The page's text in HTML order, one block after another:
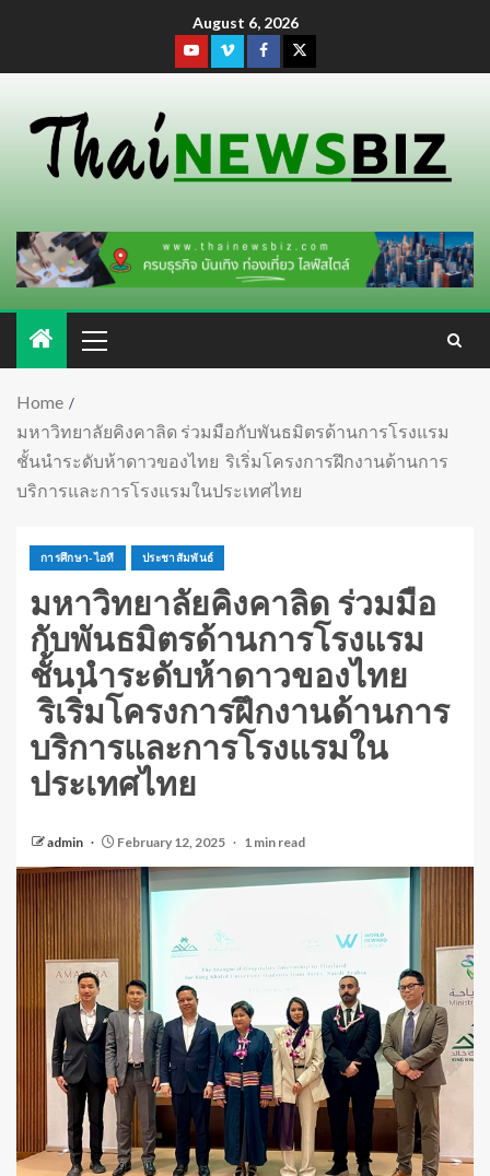
August 6, 2026
Home
มหาวิทยาลัยคิงคาลิด ร่วมมือกับพันธมิตรด้านการโรงแรม
ชั้นนำระดับห้าดาวของไทย ริเริ่มโครงการฝึกงานด้านการ
บริการและการโรงแรมในประเทศไทย
การศึกษา-ไอที ประชาสัมพันธ์
มหาวิทยาลัยคิงคาลิด ร่วมมือ
กับพันธมิตรด้านการโรงแรม
ชั้นนำระดับห้าดาวของไทย
ริเริ่มโครงการฝึกงานด้านการ
บริการและการโรงแรมใน
ประเทศไทย
admin February 12, 2025 1 min read